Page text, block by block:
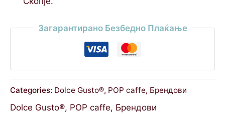
Загарантирано Безбедно Плаќање
Categories: Dolce Gusto®, POP caffe, Брендови
Dolce Gusto®, POP caffe, Брендови